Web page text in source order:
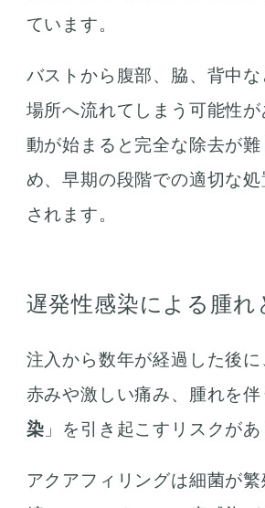
ています。
バストから腹部、脇、背中
場所へ流れてしまう可能性
動が始まると完全な除去が難
め、早期の段階での適切な
されます。
遅発性感染による腫れ
注入から数年が経過した後
赤みや激しい痛み、腫れを伴
染 」を引き起こすリスクがあ
アクアフィリングは細菌が